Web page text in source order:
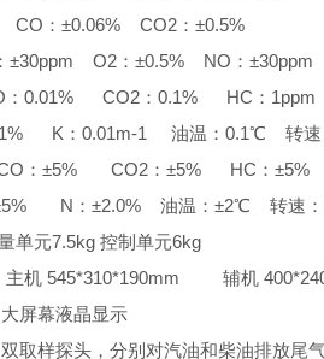
：±0.06% CO2：±0.5%
O2：±0.5% NO：±30ppm
：0.01% CO2：0.1% HC：
K：0.01m-1 油温：0.1℃ 转速
：±5% CO2：±5% HC：
：±2.0% 油温：±2℃ 转速：
元7.5kg 控制单元6kg
机 545*310*190mm 辅机
屏幕液晶显示
样探头，分别对汽油和柴油排放尾气